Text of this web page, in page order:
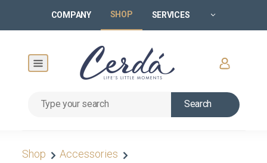
COMPANY SHOP SERVICES
Search
Shop Accessories